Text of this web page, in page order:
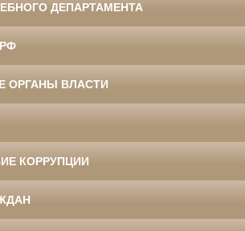
ДЕПАРТАМЕНТА
ОРГАНЫ ВЛАСТИ
КОРРУПЦИИ